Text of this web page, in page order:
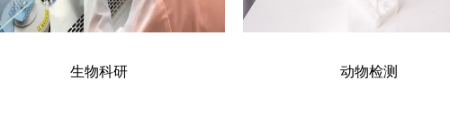
生物科研 动物检测